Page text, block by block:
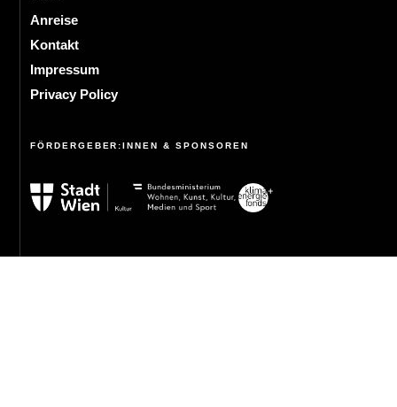
Anreise
Kontakt
Impressum
Privacy Policy
FÖRDERGEBER:INNEN & SPONSOREN